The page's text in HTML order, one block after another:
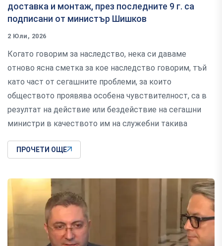
доставка и монтаж, през последните 9 г. са
подписани от министър Шишков
2 Юли, 2026
Когато говорим за наследство, нека си даваме
отново ясна сметка за кое наследство говорим, тъй
като част от сегашните проблеми, за които
обществото проявява особена чувствителност, са в
резултат на действие или бездействие на сегашни
министри в качеството им на служебни такива
ПРОЧЕТИ ОЩЕ